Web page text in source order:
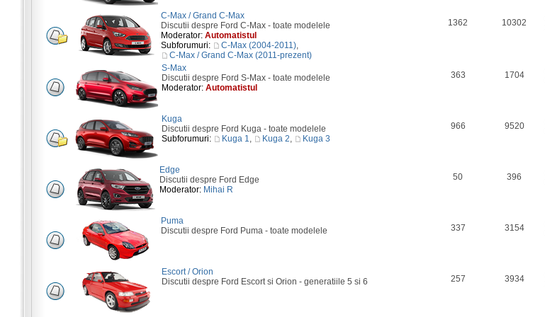
C-Max / Grand C-Max
Discutii despre Ford C-Max - toate modelele
Moderator: Automatistul
Subforumuri:
C-Max (2004-2011),
C-Max / Grand C-Max (2011-prezent)
1362 10302
S-Max
Discutii despre Ford S-Max - toate modelele
Moderator: Automatistul
363 1704
Kuga
Discutii despre Ford Kuga - toate modelele
Subforumuri:
Kuga 1, Kuga 2, Kuga 3
966 9520
Edge
Discutii despre Ford Edge
Moderator: Mihai R
50 396
Puma
Discutii despre Ford Puma - toate modelele
337 3154
Escort / Orion
Discutii despre Ford Escort si Orion - generatiile 5 si 6
257 3934